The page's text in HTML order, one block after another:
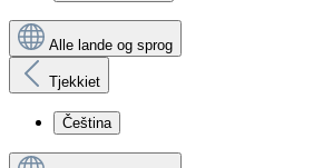
Alle lande og sprog
Tjekkiet
Čeština